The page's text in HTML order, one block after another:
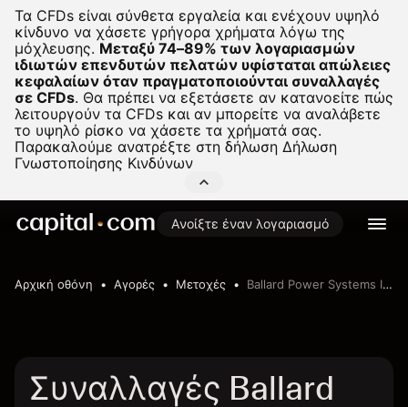
Τα CFDs είναι σύνθετα εργαλεία και ενέχουν υψηλό
κίνδυνο να χάσετε γρήγορα χρήματα λόγω της
μόχλευσης. Μεταξύ 74–89% των λογαριασμών
ιδιωτών επενδυτών πελατών υφίσταται απώλειες
κεφαλαίων όταν πραγματοποιούνται συναλλαγές
σε CFDs. Θα πρέπει να εξετάσετε αν κατανοείτε πώς
λειτουργούν τα CFDs και αν μπορείτε να αναλάβετε
το υψηλό ρίσκο να χάσετε τα χρήματά σας.
Παρακαλούμε ανατρέξτε στη δήλωση Δήλωση
Γνωστοποίησης Κινδύνων
Ανοίξτε έναν λογαριασμό
Αρχική οθόνη Αγορές Μετοχές Ballard Power Systems Inc.
Συναλλαγές Ballard